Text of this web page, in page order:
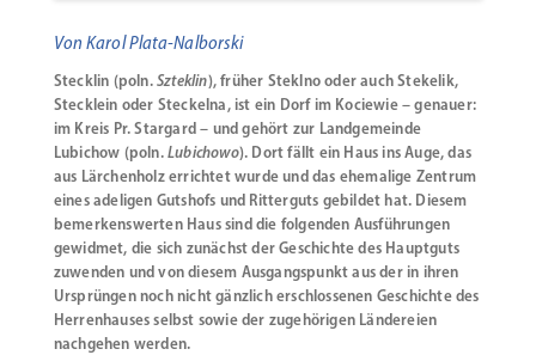
Von Karol Plata-Nalborski
Stecklin (poln.Szteklin), früher Steklno oder auch Stekelik,
Stecklein oder Steckelna, ist ein Dorf im Kociewie – genauer:
im Kreis Pr. Stargard – und gehört zur Landgemeinde
Lubichow (poln.Lubichowo). Dort fällt ein Haus ins Auge, das
aus Lärchenholz errichtet wurde und das ehemalige Zentrum
eines adeligen Gutshofs und Ritterguts gebildet hat. Diesem
bemerkenswerten Haus sind die folgenden Ausführungen
gewidmet, die sich zunächst der Geschichte des Hauptguts
zuwenden und von diesem Ausgangspunkt aus der in ihren
Ursprüngen noch nicht gänzlich erschlossenen Geschichte des
Herrenhauses selbst sowie der zugehörigen Ländereien
nachgehen werden.